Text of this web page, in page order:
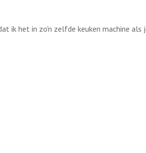
ik het in zo'n zelfde keuken machine als